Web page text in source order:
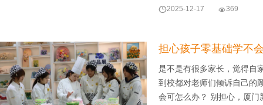
2025-12-17 369
担心孩子零基础学不
是不是有很多家长，觉得自
到校都对老师们倾诉自己的
会可怎么办？ 别担心，厦